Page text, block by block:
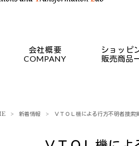
会社概要
COMPANY
ショッピ
販売商品
> 新着情報 > ＶＴＯＬ機による行方不明者捜索